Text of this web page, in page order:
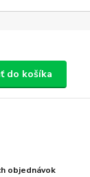
do košíka
objednávok